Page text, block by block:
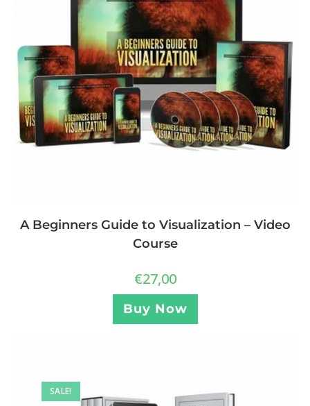
A Beginners Guide to Visualization – Video
Course
€27,00
Buy Now
SALE!